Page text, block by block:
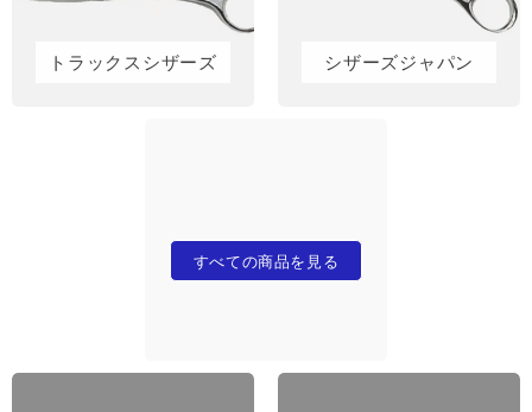
トラックスシザーズ シザーズジャパン
すべての商品を見る